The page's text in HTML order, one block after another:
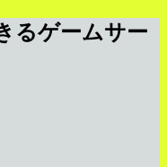
るゲームサー